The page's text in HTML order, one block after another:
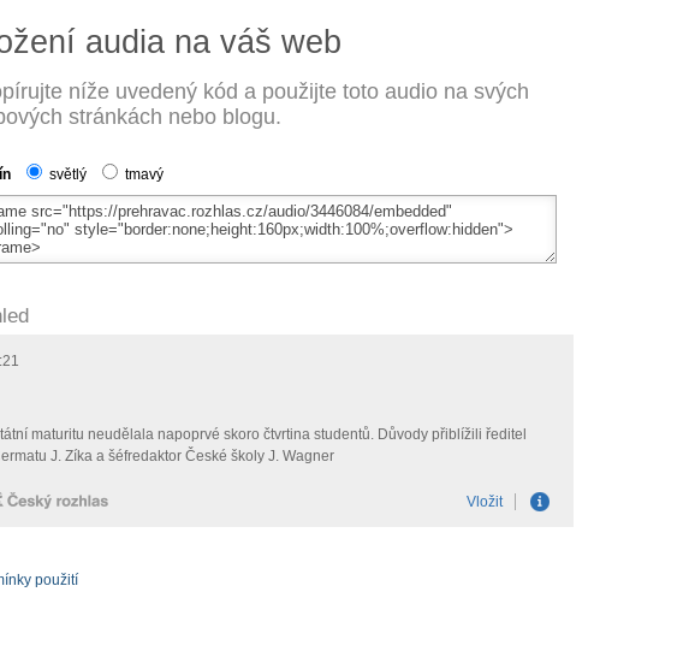
audia na váš web
níže uvedený kód a použijte toto audio na svých
stránkách nebo blogu.
světlý tmavý
použití